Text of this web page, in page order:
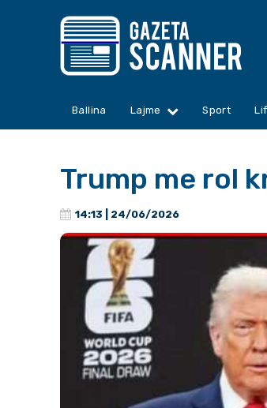
Ballina Lajme Sport
Trump me rol
14:13 | 24/06/2026